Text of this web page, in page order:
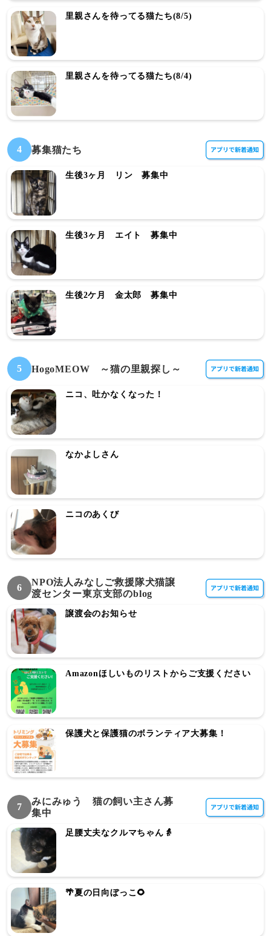
里親さんを待ってる猫たち(8/5)
里親さんを待ってる猫たち(8/4)
4 募集猫たち
生後3ヶ月 リン 募集中
生後3ヶ月 エイト 募集中
生後2ケ月 金太郎 募集中
5 HogoMEOW ～猫の里親探し～
ニコ、吐かなくなった！
なかよしさん
ニコのあくび
6
NPO法人みなしご救援隊犬猫譲
渡センター東京支部のblog
譲渡会のお知らせ
Amazonほしいものリストからご支援ください
保護犬と保護猫のボランティア大募集！
7
みにみゅう 猫の飼い主さん募
集中
足腰丈夫なクルマちゃん👵
🌴夏の日向ぼっこ🌻